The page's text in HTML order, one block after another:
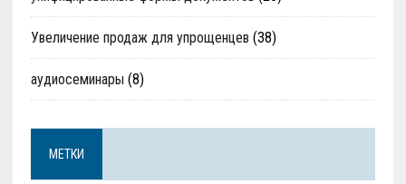
Увеличение продаж для упрощенцев (38)
аудиосеминары (8)
МЕТКИ